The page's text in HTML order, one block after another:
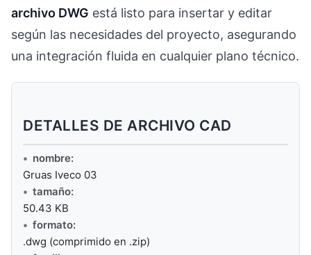
archivo DWG está listo para insertar y editar
según las necesidades del proyecto, asegurando
una integración fluida en cualquier plano técnico.
DETALLES DE ARCHIVO CAD
nombre:
Gruas Iveco 03
tamaño:
50.43 KB
formato:
.dwg (comprimido en .zip)